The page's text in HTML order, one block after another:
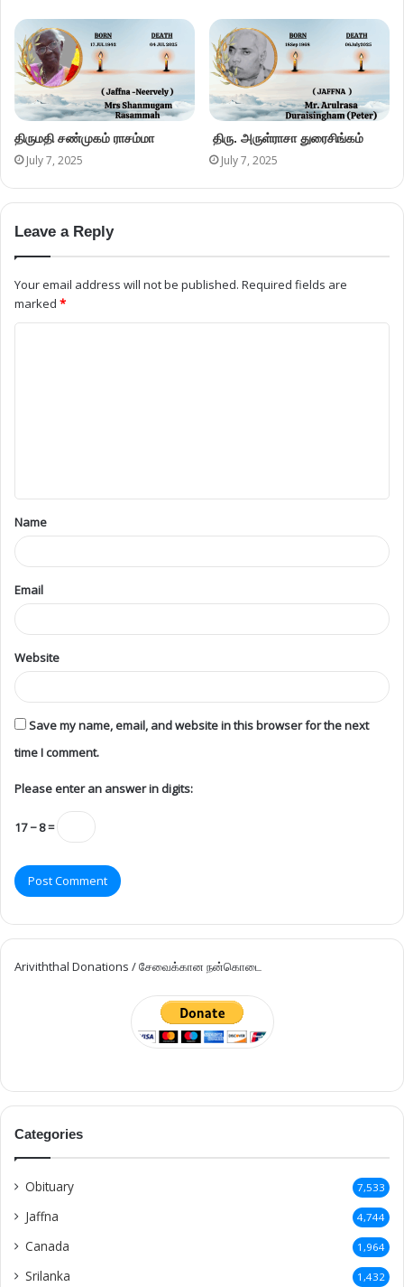
திருமதி சண்முகம் ராசம்மா
July 7, 2025
திரு. அருள்ராசா துரைசிங்கம்
July 7, 2025
Leave a Reply
Your email address will not be published. Required fields are
marked *
Name
Email
Website
Save my name, email, and website in this browser for the next
time I comment.
Please enter an answer in digits:
17 − 8 =
Ariviththal Donations / சேவைக்கான நன்கொடை
Categories
Obituary 7,533
Jaffna 4,744
Canada 1,964
Srilanka 1,432